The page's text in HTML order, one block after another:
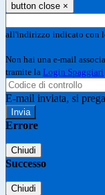
button close ×
all'indirizzo indicato con
Non hai una e-mail
tramite la Login Spaggiari
E-mail inviata, si
Errore
Chiudi
Successo
Chiudi